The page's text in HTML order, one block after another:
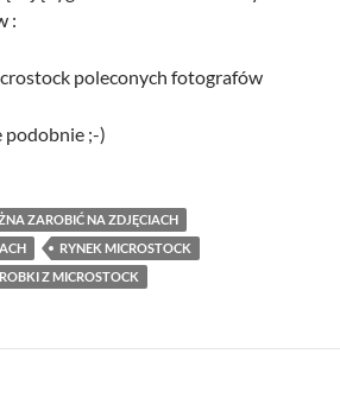
:
podobnie ;-)
ZAROBIĆ NA ZDJĘCIACH
RYNEK MICROSTOCK
Z MICROSTOCK